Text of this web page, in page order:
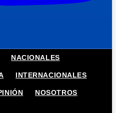
NACIONALES
INTERNACIONALES
NOSOTROS